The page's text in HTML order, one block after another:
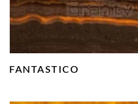
FANTASTICO